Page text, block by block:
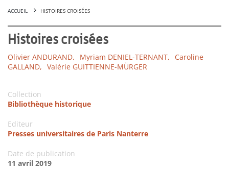
ACCUEIL HISTOIRES CROISÉES
Histoires croisées
Olivier ANDURAND, Myriam DENIEL-TERNANT,
Caroline
GALLAND, Valérie GUITTIENNE-MÜRGER
Collection
Bibliothèque historique
Editeur
Presses universitaires de Paris Nanterre
Date de publication
11 avril 2019